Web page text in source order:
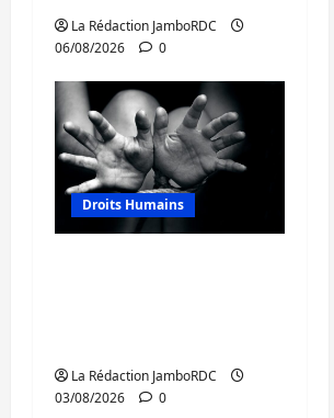
La Rédaction JamboRDC
06/08/2026
0
Droits Humains
La Rédaction JamboRDC
03/08/2026
0